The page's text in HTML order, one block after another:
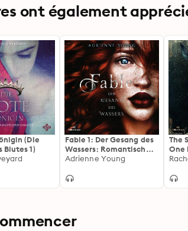
ont également
(Die
Blutes 1)
Fable 1: Der Gesang des
Wassers: Romantisch
und aufregend: Die
Deutsch!
Adrienne Young
The
One